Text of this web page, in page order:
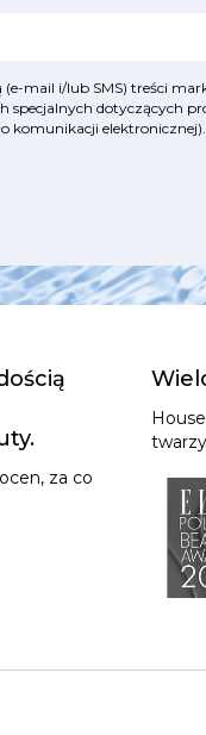
mail i/lub SMS) treści
specjalnych dotyczących
komunikacji
za co